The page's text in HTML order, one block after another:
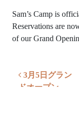
Sam’s Camp is
Reservations are
of our Grand
ゲーション
3月5日グラン
ドオープン